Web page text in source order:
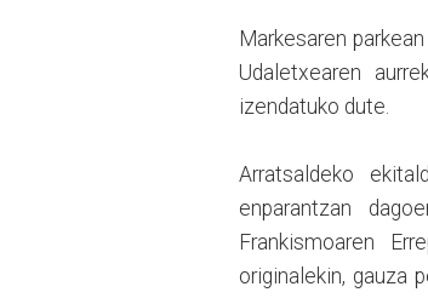
Markesaren
Udaletxearen
izendatuko dute.
Arratsaldeko
enparantzan
Frankismoaren
originalekin, gauza